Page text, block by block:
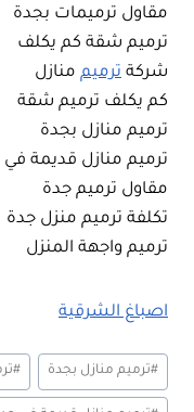
مقاول ترميمات بجدة
ترميم شقة كم يكلف
شركة ترميم منازل
كم يكلف ترميم شقة
ترميم منازل بجدة
ترميم منازل قديمة
مقاول ترميم جدة
تكلفة ترميم منزل جدة
ترميم واجهة المنزل
اصباغ الشرقية
وسوم
المقال:
#ترميم منازل بجدة #